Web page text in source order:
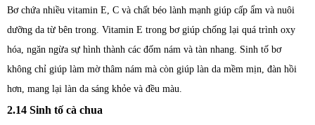
Bơ chứa nhiều vitamin E, C và chất béo lành mạnh giúp cấp ẩm và nuôi
dưỡng da từ bên trong. Vitamin E trong bơ giúp chống lại quá trình oxy
hóa, ngăn ngừa sự hình thành các đốm nám và tàn nhang. Sinh tố bơ
không chỉ giúp làm mờ thâm nám mà còn giúp làn da mềm mịn, đàn hồi
hơn, mang lại làn da sáng khỏe và đều màu.
2.14 Sinh tố cà chua